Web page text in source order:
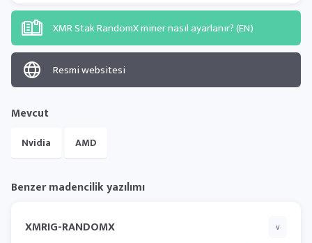
XMR Stak RandomX miner nasıl ayarlanır? (EN)
Resmi websitesi
Mevcut
Nvidia AMD
Benzer madencilik yazılımı
XMRIG-RANDOMX v